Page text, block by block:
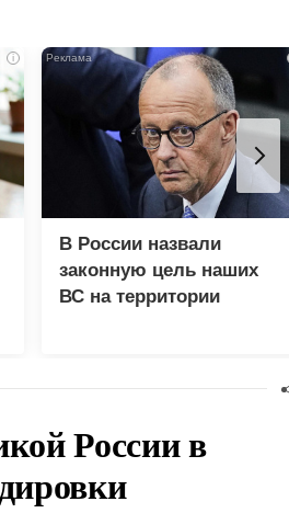
i
В России назвали
законную цель наших
ВС на территории
России в